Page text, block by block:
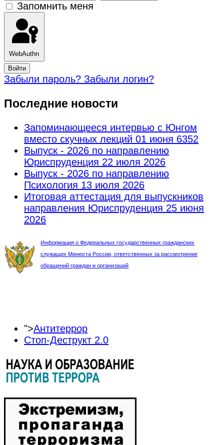
Запомнить меня
WebAuthn
Войти
Забыли пароль? Забыли логин?
Последние новости
Запоминающееся интервью с Юнгом
вместо скучных лекций 01 июня 6352
Выпуск - 2026 по направлению
Юриспруденция 22 июля 2026
Выпуск - 2026 по направлению
Психология 13 июля 2026
Итоговая аттестация для выпускников
направления Юриспруденция 25 июня
2026
Информация о Федеральных государственных гражданских
служащих Минюста России, ответственных за рассмотрение
обращений граждан и организаций
">Антитеррор
Стоп-Деструкт 2.0